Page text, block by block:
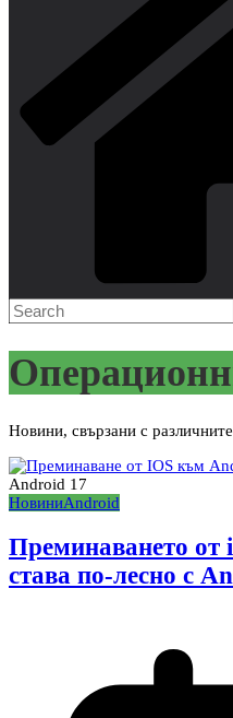
Новини, свързани с
Android 17
НовиниAndroid
Преминаването
става по-лесно с